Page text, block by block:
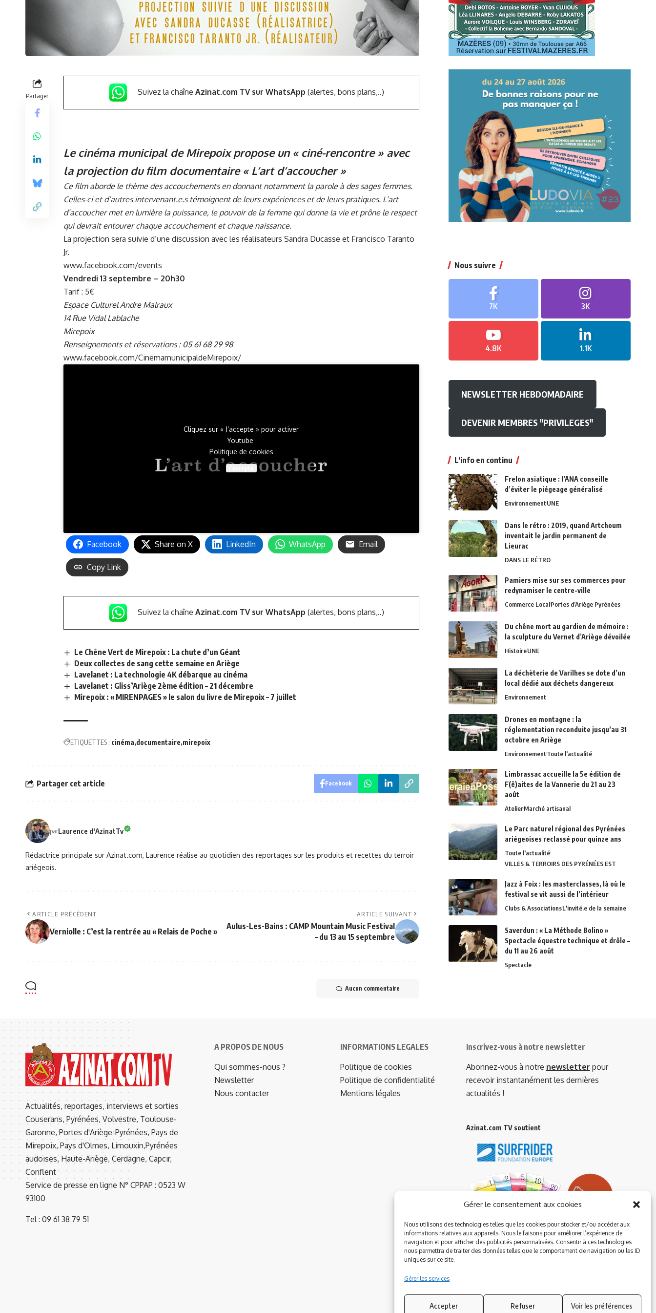
Gérer le consentement aux cookies
Nous utilisons des technologies telles que les cookies pour stocker et/ou accéder aux
informations relatives aux appareils. Nous le faisons pour améliorer l’expérience de
navigation et pour afficher des publicités personnalisées. Consentir à ces technologies
nous permettra de traiter des données telles que le comportement de navigation ou les ID
uniques sur ce site.
Gérer les services
Accepter Refuser Voir les préférences
Partager Suivez la chaîne Azinat.com TV sur WhatsApp (alertes, bons plans,..)
Le cinéma municipal de Mirepoix propose un « ciné-rencontre » avec
la projection du film documentaire « L’art d’accoucher »
Ce film aborde le thème des accouchements en donnant notamment la parole à des sages femmes.
Celles-ci et d’autres intervenant.e.s témoignent de leurs expériences et de leurs pratiques. L’art
d’accoucher met en lumière la puissance, le pouvoir de la femme qui donne la vie et prône le respect
qui devrait entourer chaque accouchement et chaque naissance.
La projection sera suivie d’une discussion avec les réalisateurs Sandra Ducasse et Francisco Taranto
Jr.
www.facebook.com/events
Vendredi 13 septembre – 20h30
Tarif : 5€
Espace Culturel Andre Malraux
14 Rue Vidal Lablache
Mirepoix
Renseignements et réservations : 05 61 68 29 98
www.facebook.com/CinemamunicipaldeMirepoix/
Cliquez sur « J’accepte » pour activer
Youtube
Politique de cookies
Facebook Share on X LinkedIn WhatsApp Email
Copy Link
Suivez la chaîne Azinat.com TV sur WhatsApp (alertes, bons plans,..)
Le Chêne Vert de Mirepoix : La chute d’un Géant
Deux collectes de sang cette semaine en Ariège
Lavelanet : La technologie 4K débarque au cinéma
Lavelanet : Gliss’Ariège 2ème édition – 21 décembre
Mirepoix : « MIRENPAGES » le salon du livre de Mirepoix – 7 juillet
ETIQUETTES : cinéma documentaire mirepoix
Partager cet article Facebook
parLaurence d'AzinatTv
Rédactrice principale sur Azinat.com, Laurence réalise au quotidien des reportages sur les produits et recettes du terroir
ariégeois.
ARTICLE PRÉCÉDENT
Verniolle : C’est la rentrée au « Relais de Poche »
ARTICLE SUIVANT
Aulus-Les-Bains : CAMP Mountain Music Festival
– du 13 au 15 septembre
Aucun commentaire
Nous suivre
7K 3K
4.8K 1.1K
NEWSLETTER HEBDOMADAIRE
DEVENIR MEMBRES "PRIVILEGES"
L'info en continu
Frelon asiatique : l’ANA conseille
d’éviter le piégeage généralisé
EnvironnementUNE
Dans le rétro : 2019, quand Artchoum
inventait le jardin permanent de
Lieurac
DANS LE RÉTRO
Pamiers mise sur ses commerces pour
redynamiser le centre-ville
Commerce LocalPortes d’Ariège Pyrénées
Du chêne mort au gardien de mémoire :
la sculpture du Vernet d’Ariège dévoilée
HistoireUNE
La déchèterie de Varilhes se dote d’un
local dédié aux déchets dangereux
Environnement
Drones en montagne : la
réglementation reconduite jusqu’au 31
octobre en Ariège
EnvironnementToute l'actualité
Limbrassac accueille la 5e édition de
F(ê)aites de la Vannerie du 21 au 23
août
AtelierMarché artisanal
Le Parc naturel régional des Pyrénées
ariégeoises reclassé pour quinze ans
Toute l'actualité
VILLES & TERROIRS DES PYRÉNÉES EST
Jazz à Foix : les masterclasses, là où le
festival se vit aussi de l’intérieur
Clubs & AssociationsL'invité.e de la semaine
Saverdun : « La Méthode Bolino »
Spectacle équestre technique et drôle –
du 11 au 26 août
Spectacle
Actualités, reportages, interviews et sorties
Couserans, Pyrénées, Volvestre, Toulouse-
Garonne, Portes d'Ariège-Pyrénées, Pays de
Mirepoix, Pays d'Olmes, Limouxin,Pyrénées
audoises, Haute-Ariège, Cerdagne, Capcir,
Conflent
Service de presse en ligne N° CPPAP : 0523 W
93100
Tel : 09 61 38 79 51
A PROPOS DE NOUS
Qui sommes-nous ?
Newsletter
Nous contacter
INFORMATIONS LEGALES
Politique de cookies
Politique de confidentialité
Mentions légales
Inscrivez-vous à notre newsletter
Abonnez-vous à notre newsletter pour
recevoir instantanément les dernières
actualités !
Azinat.com TV soutient
Suivez-nous